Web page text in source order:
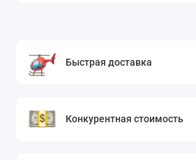
Быстрая доставка
Конкурентная стоимость